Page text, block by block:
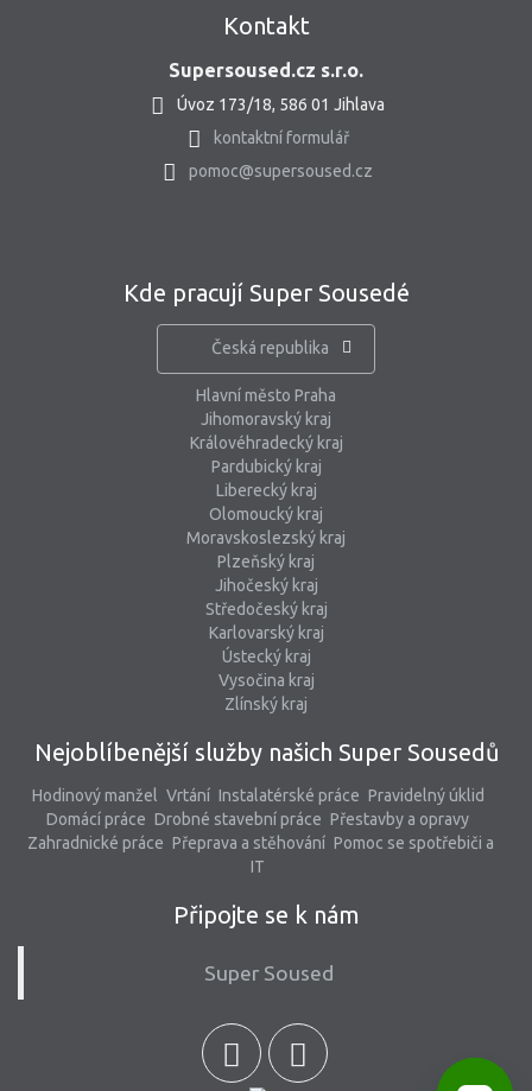
Kontakt
Supersoused.cz s.r.o.
Úvoz 173/18, 586 01 Jihlava
kontaktní formulář
pomoc@supersoused.cz
Kde pracují Super Sousedé
Česká republika
Hlavní město Praha
Jihomoravský kraj
Královéhradecký kraj
Pardubický kraj
Liberecký kraj
Olomoucký kraj
Moravskoslezský kraj
Plzeňský kraj
Jihočeský kraj
Středočeský kraj
Karlovarský kraj
Ústecký kraj
Vysočina kraj
Zlínský kraj
Nejoblíbenější služby našich Super Sousedů
Hodinový manžel Vrtání Instalatérské práce Pravidelný úklid
Domácí práce Drobné stavební práce Přestavby a opravy
Zahradnické práce Přeprava a stěhování Pomoc se spotřebiči a
IT
Připojte se k nám
Super Soused